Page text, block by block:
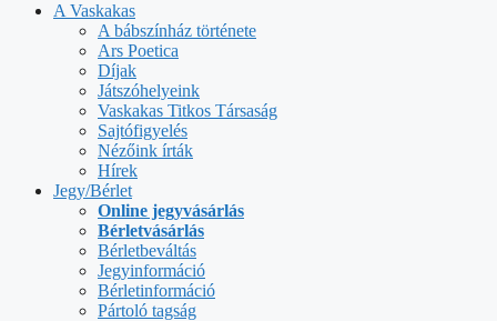
A Vaskakas
A bábszínház története
Ars Poetica
Díjak
Játszóhelyeink
Vaskakas Titkos Társaság
Sajtófigyelés
Nézőink írták
Hírek
Jegy/Bérlet
Online jegyvásárlás
Bérletvásárlás
Bérletbeváltás
Jegyinformáció
Bérletinformáció
Pártoló tagság